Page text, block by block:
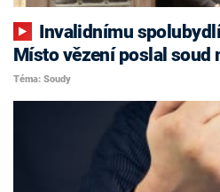
Místo vězení poslal soud
Téma: Soudy